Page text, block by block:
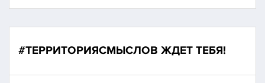
#ТЕРРИТОРИЯСМЫСЛОВ ЖДЕТ ТЕБЯ!